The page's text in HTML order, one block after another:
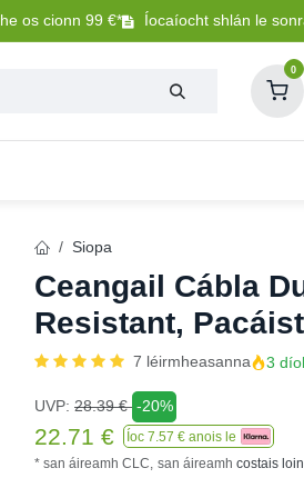
os cionn 99 €* Íocaíocht shlán le
0
Siopa
Ceangail Cábla
Resistant,
7 léirmheasanna 3
UVP: 28.39€ -20%
22.71 € Íoc 7.57 € anois le
* san áireamh CLC, san áireamh costais